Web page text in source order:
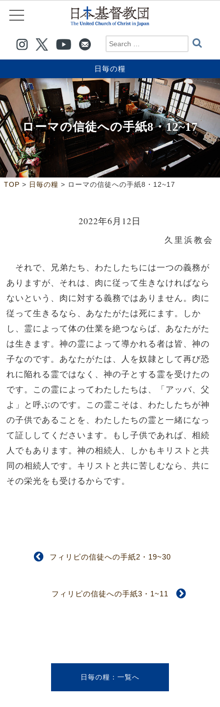
日毎の糧
ローマの信徒への手紙8・12~17
TOP > 日毎の糧 > ローマの信徒への手紙8・12~17
2022年6月12日
久里浜教会
それで、兄弟たち、わたしたちには一つの義務が
ありますが、それは、肉に従って生きなければなら
ないという、肉に対する義務ではありません。肉に
従って生きるなら、あなたがたは死にます。しか
し、霊によって体の仕業を絶つならば、あなたがた
は生きます。神の霊によって導かれる者は皆、神の
子なのです。あなたがたは、人を奴隷として再び恐
れに陥れる霊ではなく、神の子とする霊を受けたの
です。この霊によってわたしたちは、「アッバ、父
よ」と呼ぶのです。この霊こそは、わたしたちが神
の子供であることを、わたしたちの霊と一緒になっ
て証ししてくださいます。もし子供であれば、相続
人でもあります。神の相続人、しかもキリストと共
同の相続人です。キリストと共に苦しむなら、共に
その栄光をも受けるからです。
フィリピの信徒への手紙2・19~30
フィリピの信徒への手紙3・1~11
日毎の糧